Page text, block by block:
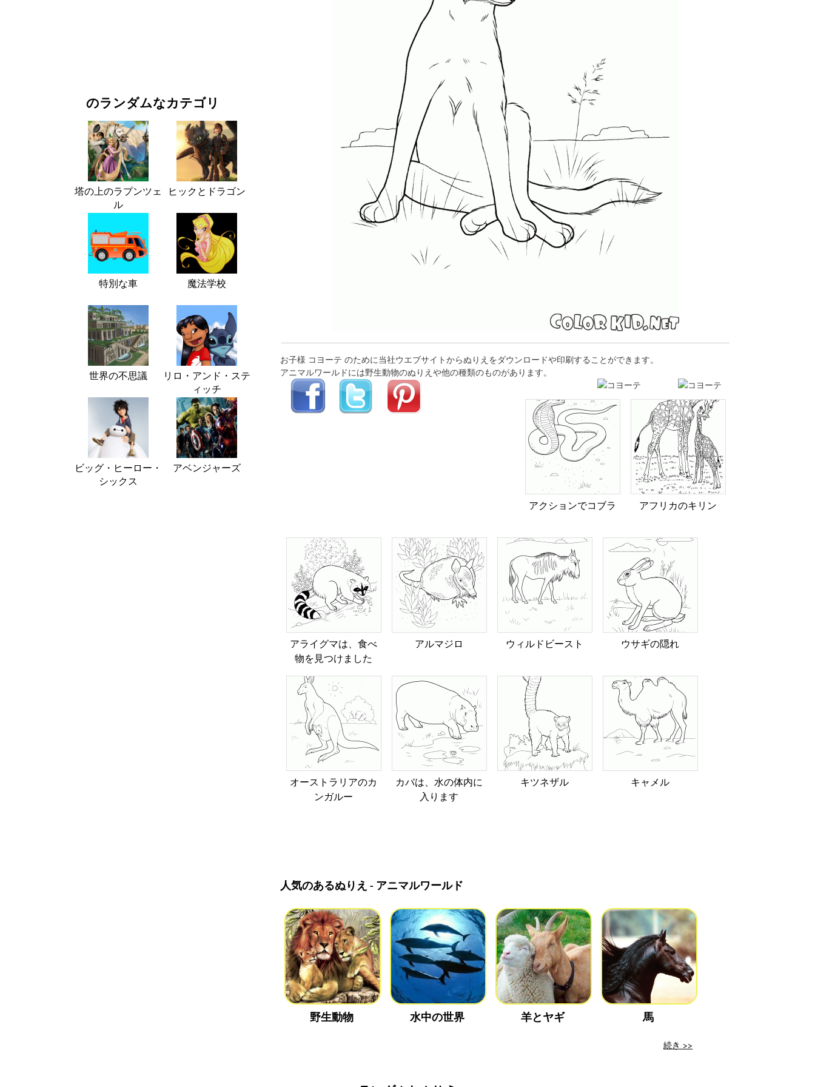
のランダムなカテゴリ
塔の上のラプンツェ
ル
ヒックとドラゴン
特別な車 魔法学校
世界の不思議
リロ・アンド・ステ
ィッチ
ビッグ・ヒーロー・
シックス
アベンジャーズ
お子様 コヨーテ のために当社ウエブサイトからぬりえをダウンロードや印刷することができます。
アニマルワールドには野生動物のぬりえや他の種類のものがあります。
アクションでコブラ アフリカのキリン
アライグマは、食べ
物を見つけました
アルマジロ ウィルドビースト ウサギの隠れ
オーストラリアのカ
ンガルー
カバは、水の体内に
入ります
キツネザル キャメル
人気のあるぬりえ - アニマルワールド
野生動物 水中の世界 羊とヤギ 馬
続き >>